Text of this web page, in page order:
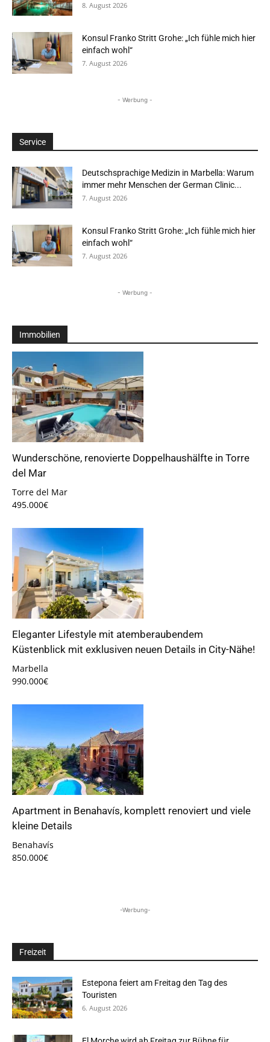
8. August 2026
Konsul Franko Stritt Grohe: „Ich fühle mich hier
einfach wohl“
7. August 2026
- Werbung -
Service
Deutschsprachige Medizin in Marbella: Warum
immer mehr Menschen der German Clinic...
7. August 2026
Konsul Franko Stritt Grohe: „Ich fühle mich hier
einfach wohl“
7. August 2026
- Werbung -
Immobilien
Wunderschöne, renovierte Doppelhaushälfte in Torre
del Mar
Torre del Mar
495.000€
Eleganter Lifestyle mit atemberaubendem
Küstenblick mit exklusiven neuen Details in City-Nähe!
Marbella
990.000€
Apartment in Benahavís, komplett renoviert und viele
kleine Details
Benahavís
850.000€
-Werbung-
Freizeit
Estepona feiert am Freitag den Tag des
Touristen
6. August 2026